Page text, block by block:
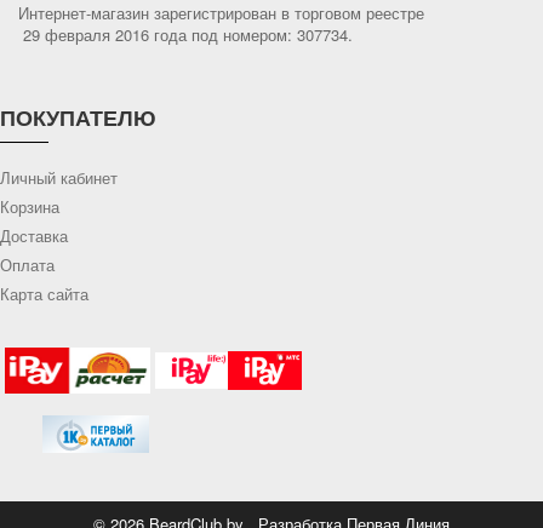
Интернет-магазин зарегистрирован в торговом реестре
29 февраля 2016 года под номером: 307734.
ПОКУПАТЕЛЮ
Личный кабинет
Корзина
Доставка
Оплата
Карта сайта